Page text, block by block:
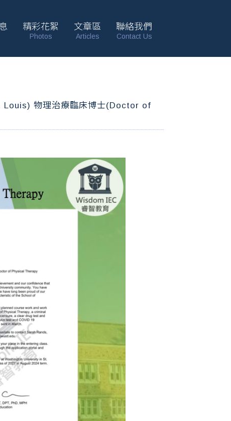
精彩花絮
Photos
文章區
Articles
聯絡我們
Contact Us
Louis) 物理治療臨床博士(Doctor of